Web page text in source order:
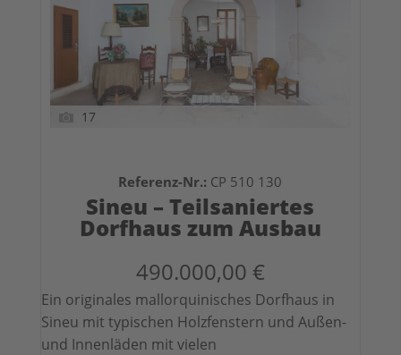
17
Referenz-Nr.: CP 510 130
Sineu – Teilsaniertes
Dorfhaus zum Ausbau
490.000,00 €
Ein originales mallorquinisches Dorfhaus in
Sineu mit typischen Holzfenstern und Außen-
und Innenläden mit vielen